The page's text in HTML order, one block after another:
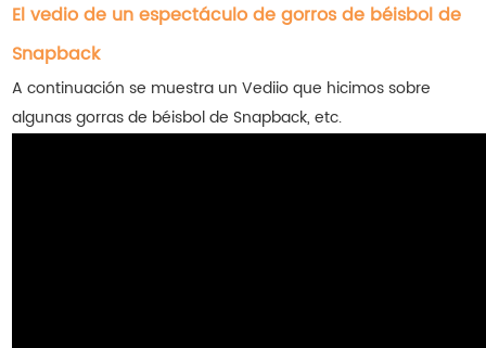
El vedio de un espectáculo de gorros de béisbol de
Snapback
A continuación se muestra un Vediio que hicimos sobre
algunas gorras de béisbol de Snapback, etc.